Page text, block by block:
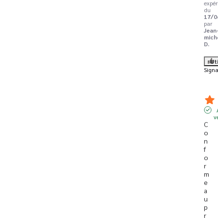
du
17/
par
D.
C
o
n
f
o
r
m
e
a
u
p
r